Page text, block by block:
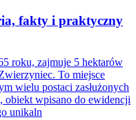
fakty i praktyczny
roku, zajmuje 5 hektarów
To miejsce
wielu postaci zasłużonych
obiekt wpisano do ewidencji
unikaln